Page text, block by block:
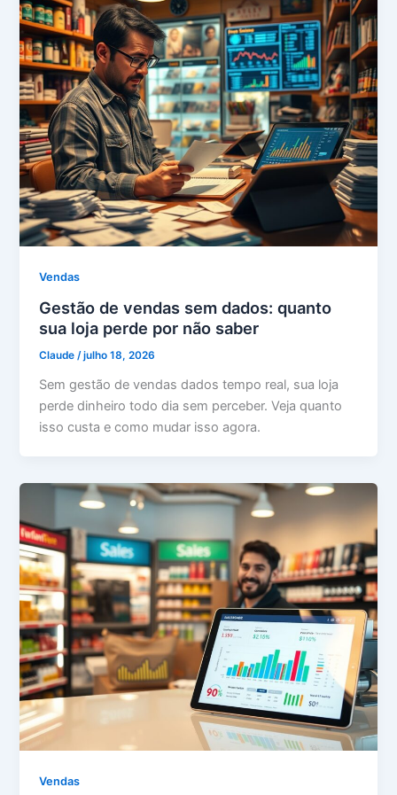
Vendas
Gestão de vendas sem dados: quanto
sua loja perde por não saber
Claude /julho 18, 2026
Sem gestão de vendas dados tempo real, sua loja
perde dinheiro todo dia sem perceber. Veja quanto
isso custa e como mudar isso agora.
Vendas